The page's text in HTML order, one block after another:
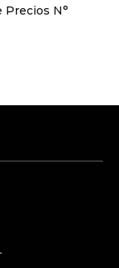
Precios N°